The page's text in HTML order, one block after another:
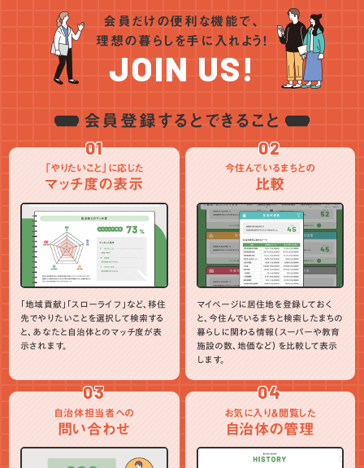
会員だけの便利な機能で、
理想の暮らしを手に入れよう！
JOIN US!
会員登録するとできること
01
「やりたいこと」に応じた
マッチ度の表示
「地域貢献」「スローライフ」など、移住
先でやりたいことを選択して検索する
と、あなたと自治体とのマッチ度が表
示されます。
02
今住んでいるまちとの
比較
マイページに居住地を登録しておく
と、今住んでいるまちと検索したまちの
暮らしに関わる情報（スーパーや教育
施設の数、地価など）を比較して表示
します。
03
自治体担当者への
問い合わせ
04
お気に入り＆閲覧した
自治体の管理